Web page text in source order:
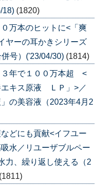
18) (1820)
万本のヒットに<「爽
ヤーの耳かきシリーズ
号）('23/04/30) (1814)
３年で１００万本超 <
キス原液 ＬＰ」>／
の美容液（2023年4月2
どにも貢献<イフユー
水／リユーザブルペー
力、繰り返し使える（2
(1811)